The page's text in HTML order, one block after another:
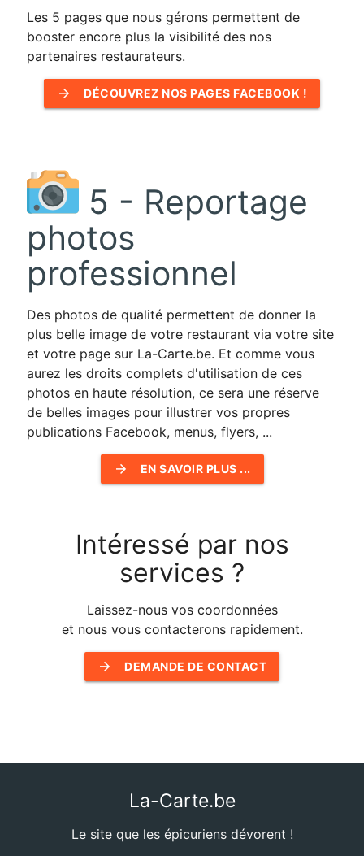
Les 5 pages que nous gérons permettent de
booster encore plus la visibilité des nos
partenaires restaurateurs.
arrow_forward DÉCOUVREZ NOS PAGES FACEBOOK !
5 - Reportage
photos
professionnel
Des photos de qualité permettent de donner la
plus belle image de votre restaurant via votre site
et votre page sur La-Carte.be. Et comme vous
aurez les droits complets d'utilisation de ces
photos en haute résolution, ce sera une réserve
de belles images pour illustrer vos propres
publications Facebook, menus, flyers, ...
arrow_forward EN SAVOIR PLUS ...
Intéressé par nos
services ?
Laissez-nous vos coordonnées
et nous vous contacterons rapidement.
arrow_forward DEMANDE DE CONTACT
La-Carte.be
Le site que les épicuriens dévorent !